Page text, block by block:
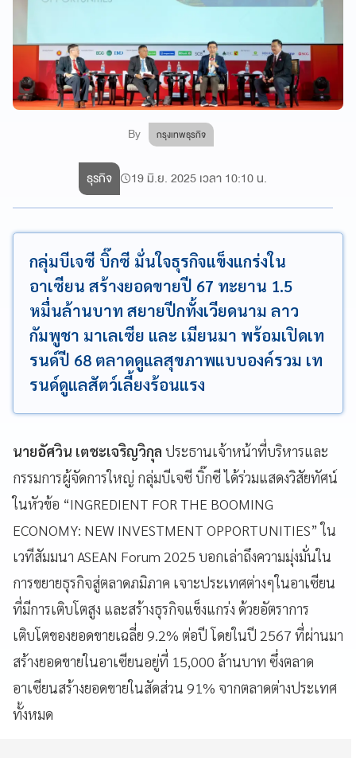
By กรุงเทพธุรกิจ
ธุรกิจ 19 มิ.ย. 2025 เวลา 10:10 น.
กลุ่มบีเจซี บิ๊กซี มั่นใจธุรกิจแข็งแกร่งใน
อาเซียน สร้างยอดขายปี 67 ทะยาน 1.5
หมื่นล้านบาท สยายปีกทั้งเวียดนาม ลาว
กัมพูชา มาเลเซีย และ เมียนมา พร้อมเปิดเท
รนด์ปี 68 ตลาดดูแลสุขภาพแบบองค์รวม เท
รนด์ดูแลสัตว์เลี้ยงร้อนแรง
นายอัศวิน เตชะเจริญวิกุล ประธานเจ้าหน้าที่บริหารและ
กรรมการผู้จัดการใหญ่ กลุ่มบีเจซี บิ๊กซี ได้ร่วมแสดงวิสัยทัศน์
ในหัวข้อ “INGREDIENT FOR THE BOOMING
ECONOMY: NEW INVESTMENT OPPORTUNITIES” ใน
เวทีสัมมนา ASEAN Forum 2025 บอกเล่าถึงความมุ่งมั่นใน
การขยายธุรกิจสู่ตลาดภมิภาค เจาะประเทศต่างๆในอาเซียน
ที่มีการเติบโตสูง และสร้างธุรกิจแข็งแกร่ง ด้วยอัตราการ
เติบโตของยอดขายเฉลี่ย 9.2% ต่อปี โดยในปี 2567 ที่ผ่านมา
สร้างยอดขายในอาเซียนอยู่ที่ 15,000 ล้านบาท ซึ่งตลาด
อาเซียนสร้างยอดขายในสัดส่วน 91% จากตลาดต่างประเทศ
ทั้งหมด